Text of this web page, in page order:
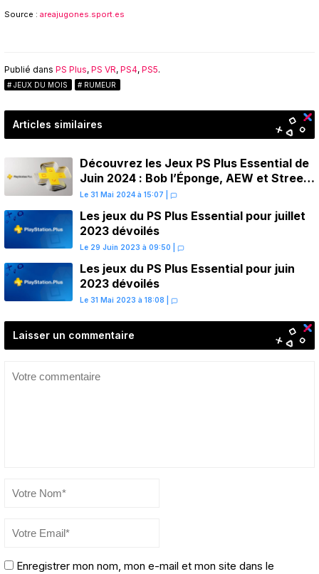
Source : areajugones.sport.es
Publié dans PS Plus, PS VR, PS4, PS5.
JEUX DU MOIS RUMEUR
Articles similaires
Découvrez les Jeux PS Plus Essential de
Juin 2024 : Bob l’Éponge, AEW et Streets
of Rage 4
Le 31 Mai 2024 à 15:07
Les jeux du PS Plus Essential pour juillet
2023 dévoilés
Le 29 Juin 2023 à 09:50
Les jeux du PS Plus Essential pour juin
2023 dévoilés
Le 31 Mai 2023 à 18:08
Laisser un commentaire
Enregistrer mon nom, mon e-mail et mon site dans le